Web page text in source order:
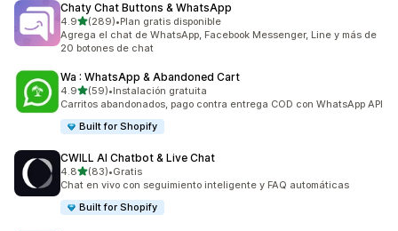
Chaty Chat Buttons & WhatsApp
4.9de 5 estrellas
(289)
289 reseñas en total
•Plan gratis disponible
Agrega el chat de WhatsApp, Facebook Messenger, Line y más de
20 botones de chat
Wa : WhatsApp & Abandoned Cart
4.9de 5 estrellas
(59)
59 reseñas en total
•Instalación gratuita
Carritos abandonados, pago contra entrega COD con WhatsApp API
Built for Shopify
CWILL AI Chatbot & Live Chat
4.8de 5 estrellas
(83)
83 reseñas en total
•Gratis
Chat en vivo con seguimiento inteligente y FAQ automáticas
Built for Shopify